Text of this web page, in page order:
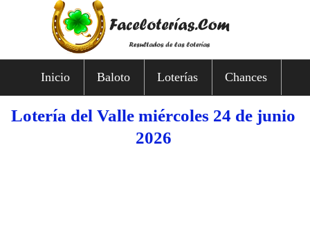
Inicio Baloto Loterías Chances
Lotería del Valle miércoles 24 de junio
2026